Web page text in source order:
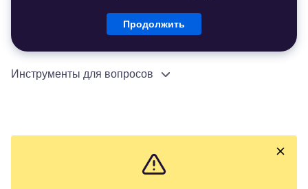
Продолжить
Инструменты для вопросов